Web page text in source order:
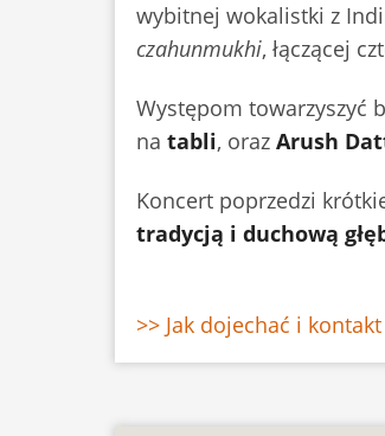
wybitnej wokalistki z
czahunmukhi, łączącej
Występom towarzyszyć
na tabli, oraz Arush
Koncert poprzedzi
tradycją i duchową
>> Jak dojechać i kontakt